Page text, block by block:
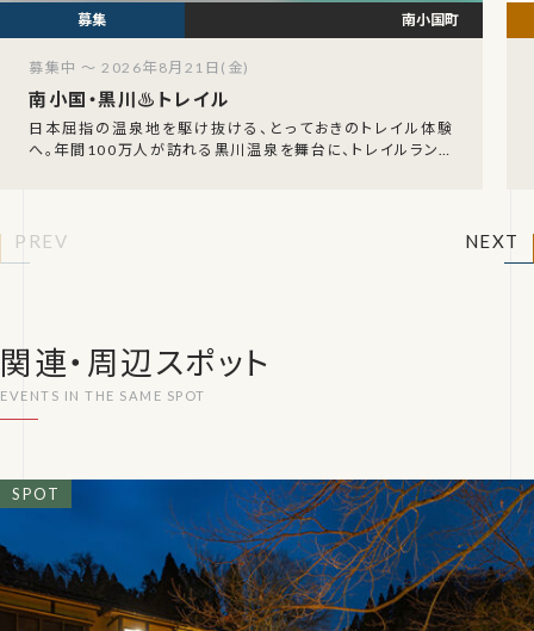
南小国・黒川♨トレイル
日本屈指の温泉地を駆け抜ける、とっておきのトレイル体験
へ。年間100万人が訪れる黒川温泉を舞台に、トレイルランニ
南小国町
募集中 ～ 2026年8月21日(金)
PREV NEXT
関連・周辺スポット